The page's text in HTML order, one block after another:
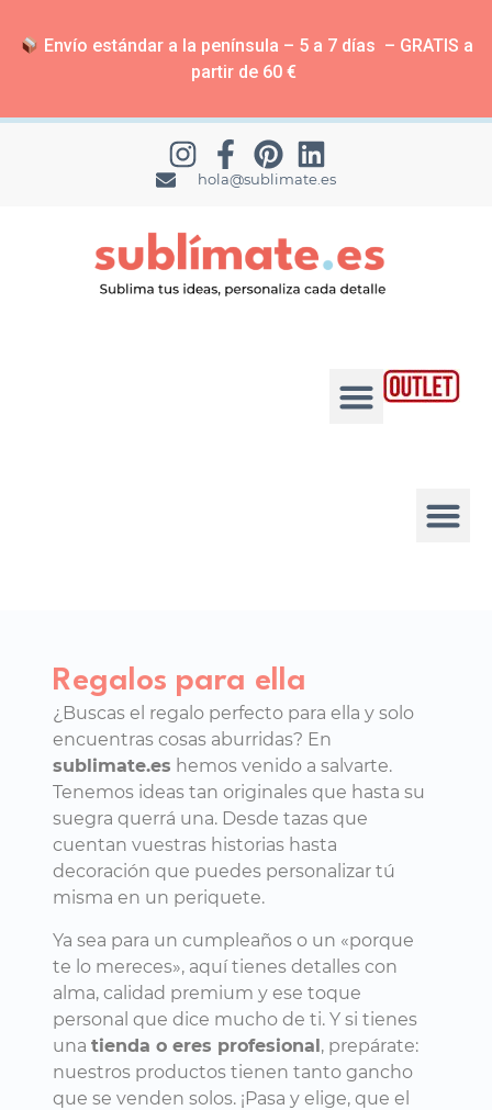
Envío estándar a la península – 5 a 7 días – GRATIS a
partir de 60 €
hola@sublimate.es
Regalos para ella
¿Buscas el regalo perfecto para ella y solo
encuentras cosas aburridas? En
sublimate.es hemos venido a salvarte.
Tenemos ideas tan originales que hasta su
suegra querrá una. Desde tazas que
cuentan vuestras historias hasta
decoración que puedes personalizar tú
misma en un periquete.
Ya sea para un cumpleaños o un «porque
te lo mereces», aquí tienes detalles con
alma, calidad premium y ese toque
personal que dice mucho de ti. Y si tienes
una tienda o eres profesional, prepárate:
nuestros productos tienen tanto gancho
que se venden solos. ¡Pasa y elige, que el